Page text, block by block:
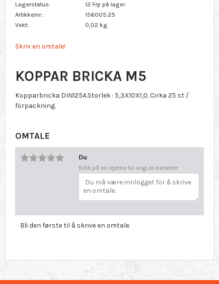
Lagerstatus
12 Frp på lager
Artikkelnr.
156005.25
Vekt
0,02 kg
Skriv en omtale!
KOPPAR BRICKA M5
Kopparbricka DIN125A.Storlek : 5,3X10X1,0. Cirka 25 st /
förpackning.
OMTALE
Du
Klikk på en stjerne for angi en karakter
Bli den første til å skrive en omtale.